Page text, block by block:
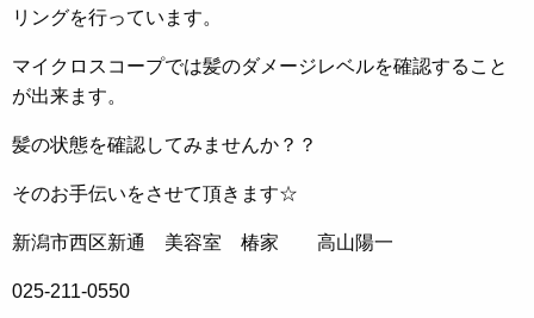
リングを行っています。
マイクロスコープでは髪のダメージレベルを確認すること
が出来ます。
髪の状態を確認してみませんか？？
そのお手伝いをさせて頂きます☆
新潟市西区新通 美容室 椿家 高山陽一
025-211-0550